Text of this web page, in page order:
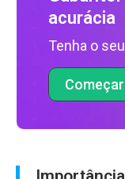
acurácia
Tenha o